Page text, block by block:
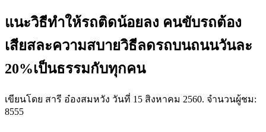
แนะวิธีทำให้รถติดน้อยลง คนขับรถต้อง
เสียสละความสบายวิธีลดรถบนถนนวันละ
20%เป็นธรรมกับทุกคน
เขียนโดย สารี อ๋องสมหวัง วันที่ 15 สิงหาคม 2560. จำนวนผู้ชม:
8555